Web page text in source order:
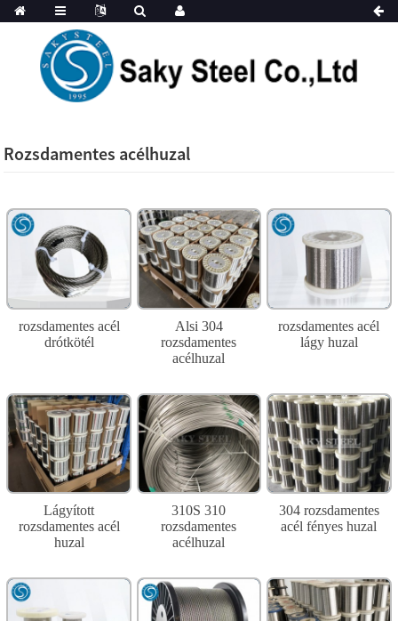
Rozsdamentes acélhuzal
rozsdamentes acél
drótkötél
Alsi 304
rozsdamentes
acélhuzal
rozsdamentes acél
lágy huzal
Lágyított
rozsdamentes acél
huzal
310S 310
rozsdamentes
acélhuzal
304 rozsdamentes
acél fényes huzal